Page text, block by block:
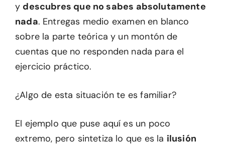
y descubres que no sabes absolutamente
nada. Entregas medio examen en blanco
sobre la parte teórica y un montón de
cuentas que no responden nada para el
ejercicio práctico.
¿Algo de esta situación te es familiar?
El ejemplo que puse aquí es un poco
extremo, pero sintetiza lo que es la ilusión